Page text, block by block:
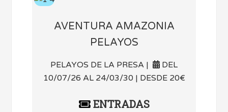
AVENTURA AMAZONIA
PELAYOS
PELAYOS DE LA PRESA |
DEL
10/07/26 AL 24/03/30 | DESDE 20€
ENTRADAS